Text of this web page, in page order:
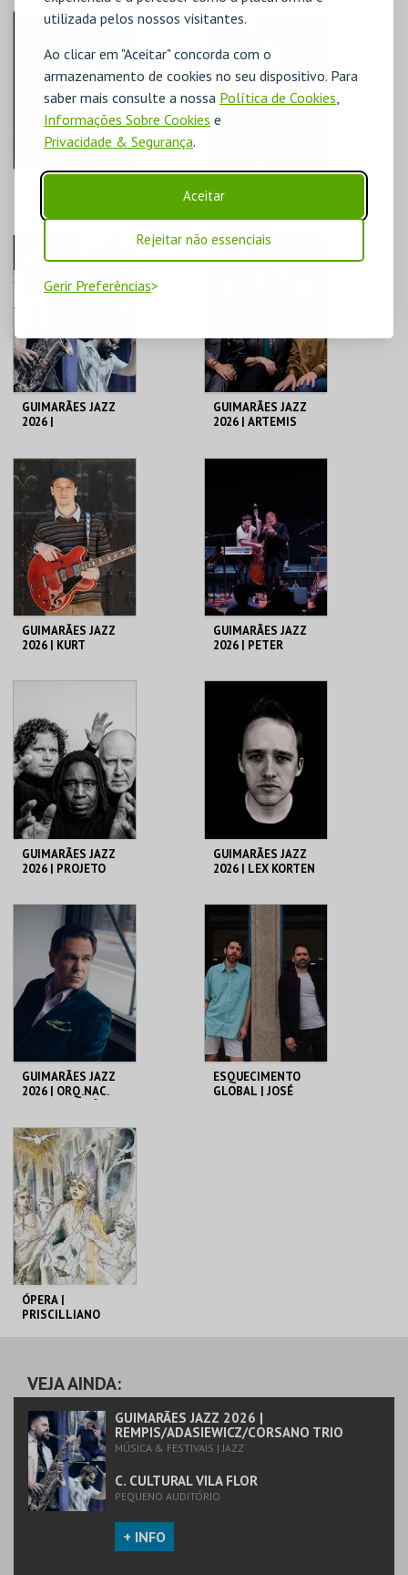
utilizada pelos nossos visitantes.
Ao clicar em "Aceitar" concorda com o
armazenamento de cookies no seu dispositivo. Para
saber mais consulte a nossa Política de Cookies
Informações Sobre Cookies e
Privacidade & Segurança.
Aceitar
Rejeitar não essenciais
Gerir Preferências
C. CULTURAL VILA
MAIS INFO
COMPRAR
C. CULTURAL VILA
MAIS INFO
GUIMARÃES JAZZ
HORTA C/
FLOR
COMPRAR
2026 | PEDRO
C. CULTURAL VILA
FLOR
COMPRAR
GUIMARÃES JAZZ
2026 |
C. CULTURAL VILA
FLOR
MAIS INFO
COMPRAR
GUIMARÃES JAZZ
2026 | ARTEMIS
MAIS INFO
COMPRAR
GUIMARÃES JAZZ
2026 | KURT
MAIS INFO
COMPRAR
GUIMARÃES JAZZ
2026 | PETER
MAIS INFO
COMPRAR
GUIMARÃES JAZZ
2026 | PROJETO
C. CULTURAL VILA
MAIS INFO
COMPRAR
GUIMARÃES JAZZ
2026 | LEX KORTEN
C. CULTURAL VILA
MAIS INFO
COMPRAR
GUIMARÃES JAZZ
2026 | ORQ.NAC.
ELLING
C. CULTURAL VILA
FLOR
MAIS INFO
COMPRAR
ESQUECIMENTO
GLOBAL | JOSÉ
ÓPERA |
PRISCILLIANO
FLOR
MAIS INFO
COMPRAR
VEJA AINDA:
GUIMARÃES JAZZ 2026 |
REMPIS/ADASIEWICZ/CORSANO TRIO
MÚSICA & FESTIVAIS | JAZZ
C. CULTURAL VILA FLOR
PEQUENO AUDITÓRIO
+ INFO